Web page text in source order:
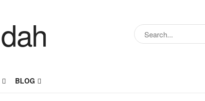
BLOG